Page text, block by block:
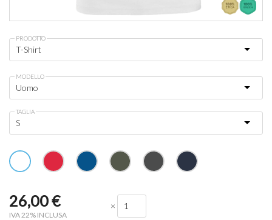
PRODOTTO
MODELLO
TAGLIA
26,00€
IVA 22% INCLUSA
×